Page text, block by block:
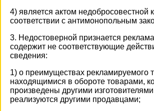
4) является актом недобросовестной
соответствии с антимонопольным
3. Недостоверной признается
содержит не соответствующие
сведения:
1) о преимуществах рекламируемого
находящимися в обороте товарами,
произведены другими
реализуются другими продавцами;